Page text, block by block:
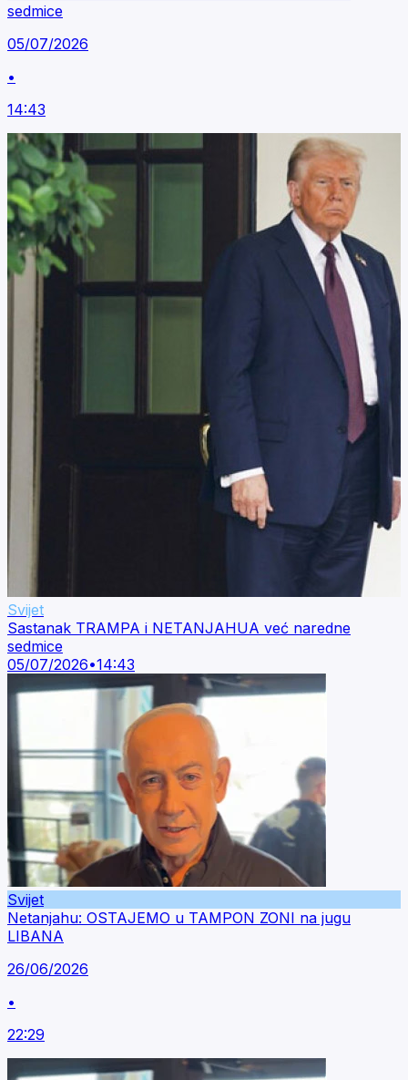
sedmice
05/07/2026
•
14:43
Svijet
Sastanak TRAMPA i NETANJAHUA već naredne
sedmice
05/07/2026•14:43
Svijet
Netanjahu: OSTAJEMO u TAMPON ZONI na jugu
LIBANA
26/06/2026
•
22:29